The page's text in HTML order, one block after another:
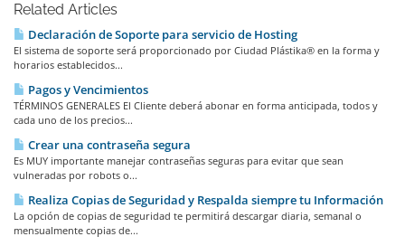
Related Articles
Declaración de Soporte para servicio de Hosting
El sistema de soporte será proporcionado por Ciudad Plástika® en la forma y
horarios establecidos...
Pagos y Vencimientos
TÉRMINOS GENERALES El Cliente deberá abonar en forma anticipada, todos y
cada uno de los precios...
Crear una contraseña segura
Es MUY importante manejar contraseñas seguras para evitar que sean
vulneradas por robots o...
Realiza Copias de Seguridad y Respalda siempre tu Información
La opción de copias de seguridad te permitirá descargar diaria, semanal o
mensualmente copias de...